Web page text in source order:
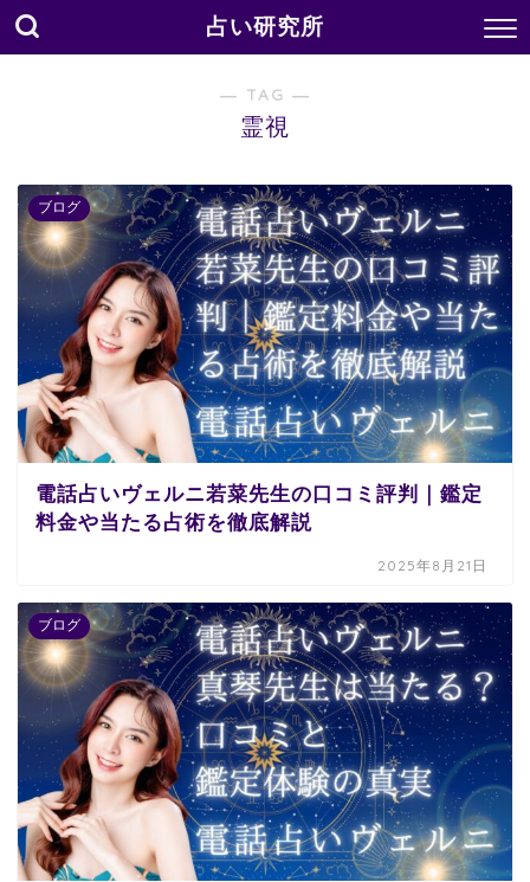
占い研究所
― TAG ―
霊視
ブログ
電話占いヴェルニ若菜先生の口コミ評判｜鑑定
料金や当たる占術を徹底解説
2025年8月21日
ブログ